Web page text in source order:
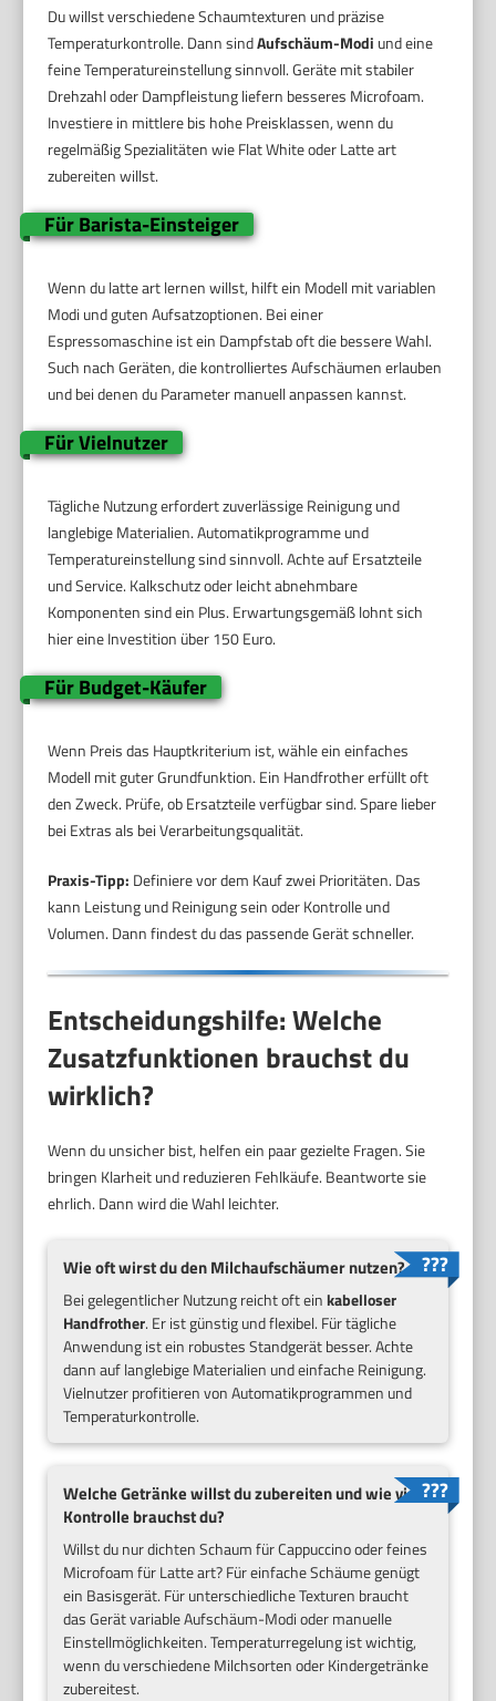
Du willst verschiedene Schaumtexturen und präzise
Temperaturkontrolle. Dann sindAufschäum-Modi und eine
feine Temperatureinstellung sinnvoll. Geräte mit stabiler
Drehzahl oder Dampfleistung liefern besseres Microfoam.
Investiere in mittlere bis hohe Preisklassen, wenn du
regelmäßig Spezialitäten wie Flat White oder Latte art
zubereiten willst.
Für Barista-Einsteiger
Wenn du latte art lernen willst, hilft ein Modell mit variablen
Modi und guten Aufsatzoptionen. Bei einer
Espressomaschine ist ein Dampfstab oft die bessere Wahl.
Such nach Geräten, die kontrolliertes Aufschäumen erlauben
und bei denen du Parameter manuell anpassen kannst.
Für Vielnutzer
Tägliche Nutzung erfordert zuverlässige Reinigung und
langlebige Materialien. Automatikprogramme und
Temperatureinstellung sind sinnvoll. Achte auf Ersatzteile
und Service. Kalkschutz oder leicht abnehmbare
Komponenten sind ein Plus. Erwartungsgemäß lohnt sich
hier eine Investition über 150 Euro.
Für Budget-Käufer
Wenn Preis das Hauptkriterium ist, wähle ein einfaches
Modell mit guter Grundfunktion. Ein Handfrother erfüllt oft
den Zweck. Prüfe, ob Ersatzteile verfügbar sind. Spare lieber
bei Extras als bei Verarbeitungsqualität.
Praxis-Tipp: Definiere vor dem Kauf zwei Prioritäten. Das
kann Leistung und Reinigung sein oder Kontrolle und
Volumen. Dann findest du das passende Gerät schneller.
Entscheidungshilfe: Welche
Zusatzfunktionen brauchst du
wirklich?
Wenn du unsicher bist, helfen ein paar gezielte Fragen. Sie
bringen Klarheit und reduzieren Fehlkäufe. Beantworte sie
ehrlich. Dann wird die Wahl leichter.
Wie oft wirst du den Milchaufschäumer nutzen?
Bei gelegentlicher Nutzung reicht oft einkabelloser
Handfrother. Er ist günstig und flexibel. Für tägliche
Anwendung ist ein robustes Standgerät besser. Achte
dann auf langlebige Materialien und einfache Reinigung.
Vielnutzer profitieren von Automatikprogrammen und
Temperaturkontrolle.
Welche Getränke willst du zubereiten und wie viel
Kontrolle brauchst du?
Willst du nur dichten Schaum für Cappuccino oder feines
Microfoam für Latte art? Für einfache Schäume genügt
ein Basisgerät. Für unterschiedliche Texturen braucht
das Gerät variable Aufschäum-Modi oder manuelle
Einstellmöglichkeiten. Temperaturregelung ist wichtig,
wenn du verschiedene Milchsorten oder Kindergetränke
zubereitest.